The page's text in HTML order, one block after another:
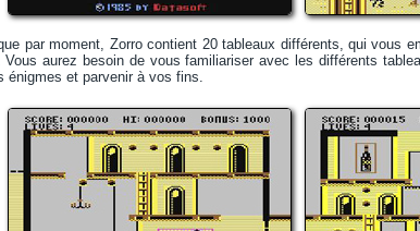
par moment, Zorro contient 20 tableaux différents, qui vous
aurez besoin de vous familiariser avec les différents
énigmes et parvenir à vos fins.